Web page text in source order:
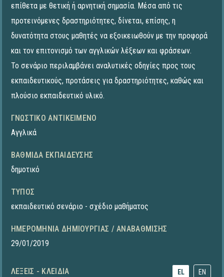
επίθετα με θετική ή αρνητική σημασία. Μέσα από τις
προτεινόμενες δραστηριότητες, δίνεται, επίσης, η
δυνατότητα στους μαθητές να εξοικειωθούν με την προφορά
και τον επιτονισμό των αγγλικών λέξεων και φράσεων.
Το σενάριο περιλαμβάνει αναλυτικές οδηγίες προς τους
εκπαιδευτικούς, προτάσεις για δραστηριότητες, καθώς και
πλούσιο εκπαιδευτικό υλικό.
ΓΝΩΣΤΙΚΌ ΑΝΤΙΚΕΊΜΕΝΟ
Αγγλικά
ΒΑΘΜΊΔΑ ΕΚΠΑΊΔΕΥΣΗΣ
δημοτικό
ΤΎΠΟΣ
εκπαιδευτικό σενάριο - σχέδιο μαθήματος
ΗΜΕΡΟΜΗΝΊΑ ΔΗΜΙΟΥΡΓΊΑΣ / ΑΝΑΒΆΘΜΙΣΗΣ
29/01/2019
ΛΈΞΕΙΣ - ΚΛΕΙΔΙΆ EL EN